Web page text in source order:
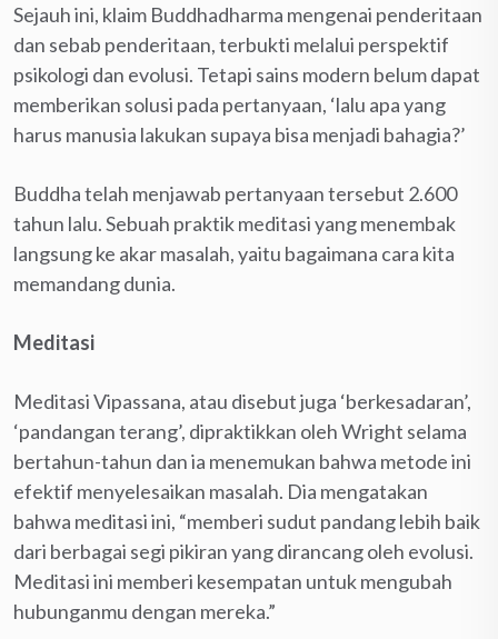
Sejauh ini, klaim Buddhadharma mengenai penderitaan
dan sebab penderitaan, terbukti melalui perspektif
psikologi dan evolusi. Tetapi sains modern belum dapat
memberikan solusi pada pertanyaan, ‘lalu apa yang
harus manusia lakukan supaya bisa menjadi bahagia?’
Buddha telah menjawab pertanyaan tersebut 2.600
tahun lalu. Sebuah praktik meditasi yang menembak
langsung ke akar masalah, yaitu bagaimana cara kita
memandang dunia.
Meditasi
Meditasi Vipassana, atau disebut juga ‘berkesadaran’,
‘pandangan terang’, dipraktikkan oleh Wright selama
bertahun-tahun dan ia menemukan bahwa metode ini
efektif menyelesaikan masalah. Dia mengatakan
bahwa meditasi ini, “memberi sudut pandang lebih baik
dari berbagai segi pikiran yang dirancang oleh evolusi.
Meditasi ini memberi kesempatan untuk mengubah
hubunganmu dengan mereka.”